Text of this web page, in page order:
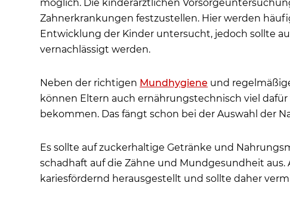
möglich. Die kinderärztlichen
Zahnerkrankungen festzustellen. Hier werden
Entwicklung der Kinder untersucht, jedoch sollte
vernachlässigt werden.
Neben der richtigen Mundhygiene und
können Eltern auch ernährungstechnisch viel
bekommen. Das fängt schon bei der Auswahl der
Es sollte auf zuckerhaltige Getränke und
schadhaft auf die Zähne und Mundgesundheit
kariesfördernd herausgestellt und sollte daher